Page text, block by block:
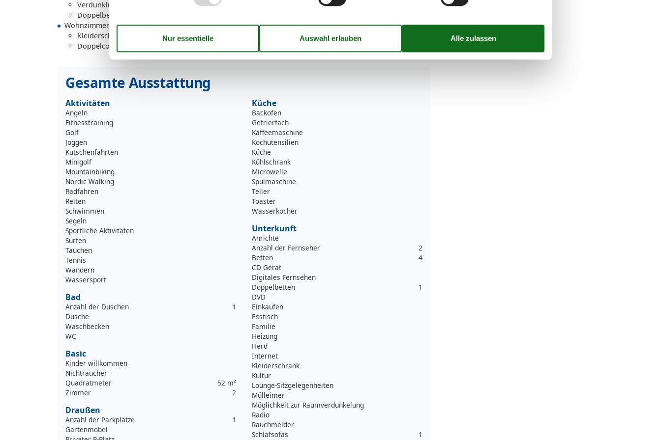
Verdunklungsvorhänge, Kleiderschrank
Doppelbett
Wohnzimmer, 2 Personen
Kleiderschrank
Doppelcouch
Gesamte Ausstattung
Aktivitäten
Angeln
Fitnesstraining
Golf
Joggen
Kutschenfahrten
Minigolf
Mountainbiking
Nordic Walking
Radfahren
Reiten
Schwimmen
Segeln
Sportliche Aktivitäten
Surfen
Tauchen
Tennis
Wandern
Wassersport
Bad
Anzahl der Duschen
1
Dusche
Waschbecken
WC
Basic
Kinder willkommen
Nichtraucher
Quadratmeter
52 m²
Zimmer
2
Draußen
Anzahl der Parkplätze
1
Gartenmöbel
Küche
Backofen
Gefrierfach
Kaffeemaschine
Kochutensilien
Küche
Kühlschrank
Microwelle
Spülmaschine
Teller
Toaster
Wasserkocher
Unterkunft
Anrichte
Anzahl der Fernseher
2
Betten
4
CD Gerät
Digitales Fernsehen
Doppelbetten
1
DVD
Einkaufen
Esstisch
Familie
Heizung
Herd
Internet
Kleiderschrank
Kultur
Lounge-Sitzgelegenheiten
Mülleimer
Möglichkeit zur Raumverdunkelung
Radio
Rauchmelder
Schlafsofas
1